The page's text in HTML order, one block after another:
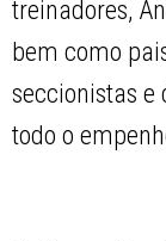
treinadores,
bem como
seccionistas e
todo o